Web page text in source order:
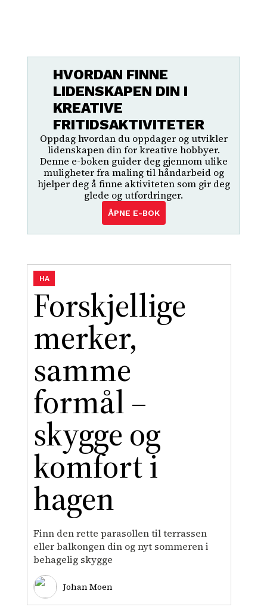
HVORDAN FINNE
LIDENSKAPEN DIN I
KREATIVE
FRITIDSAKTIVITETER
Oppdag hvordan du oppdager og utvikler
lidenskapen din for kreative hobbyer.
Denne e-boken guider deg gjennom ulike
muligheter fra maling til håndarbeid og
hjelper deg å finne aktiviteten som gir deg
glede og utfordringer.
ÅPNE E-BOK
Forskjellige
merker,
samme
formål –
skygge og
komfort i
hagen
Finn den rette parasollen til terrassen
eller balkongen din og nyt sommeren i
behagelig skygge
HA
Johan Moen